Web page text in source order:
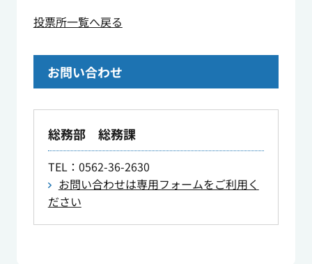
投票所一覧へ戻る
お問い合わせ
総務部 総務課
TEL：0562-36-2630
お問い合わせは専用フォームをご利用く
ださい